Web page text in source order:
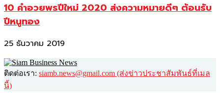
10 คำอวยพรปีใหม่ 2020 ส่งความหมายดีๆ ต้อนรับ
ปีหนูทอง
25 ธันวาคม 2019
ติดต่อเรา: siamb.news@gmail.com (ส่งข่าวประชาสัมพันธ์ที่เมล
นี้)